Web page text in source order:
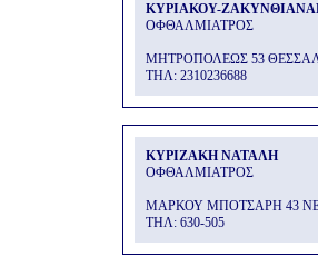
ΚΥΡΙΑΚΟΥ-
ΟΦΘΑΛΜΙΑΤΡΟΣ
ΜΗΤΡΟΠΟΛΕΩΣ 53
THΛ: 2310236688
ΚΥΡΙΖΑΚΗ ΝΑΤΑΛΗ
ΟΦΘΑΛΜΙΑΤΡΟΣ
ΜΑΡΚΟΥ ΜΠΟΤΣΑΡΗ 43
THΛ: 630-505